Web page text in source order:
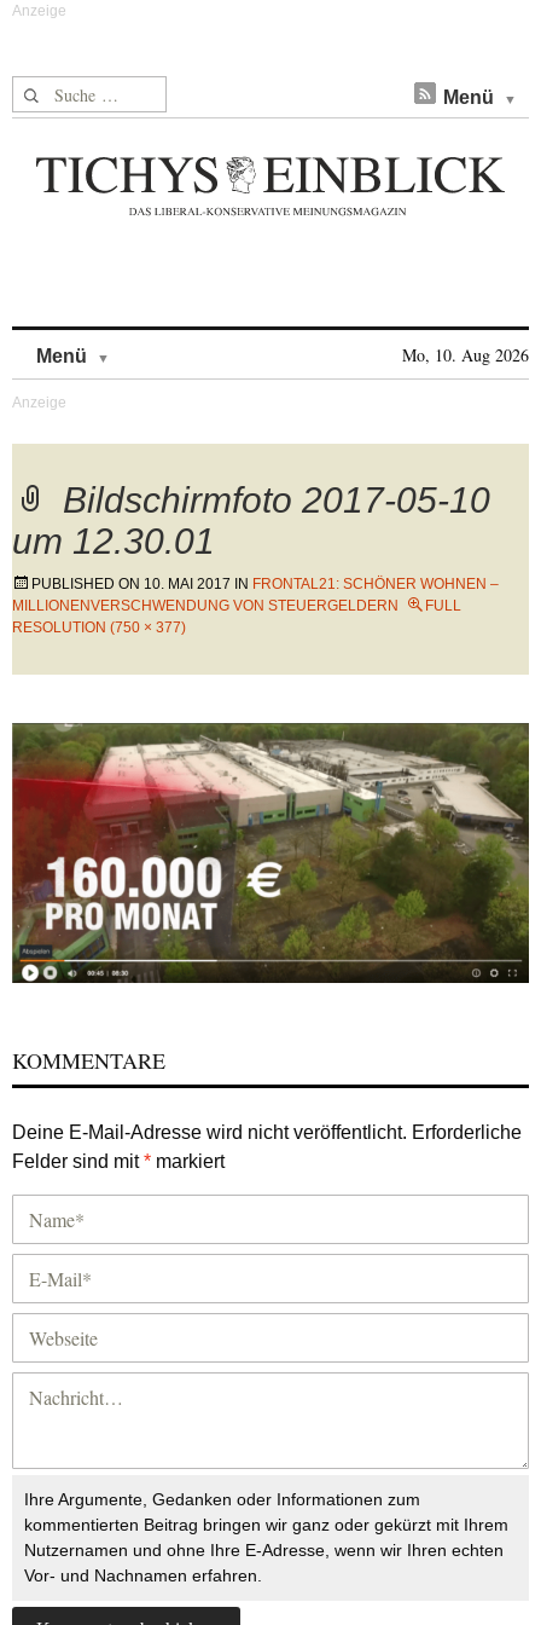
Suche nach: Menü
Menü Mo, 10. Aug 2026
Bildschirmfoto 2017-05-10
um 12.30.01
PUBLISHED ON 10. MAI 2017 IN FRONTAL21: SCHÖNER WOHNEN –
MILLIONENVERSCHWENDUNG VON STEUERGELDERN
FULL
RESOLUTION (750 × 377)
KOMMENTARE
Deine E-Mail-Adresse wird nicht veröffentlicht. Erforderliche
Felder sind mit* markiert
Ihre Argumente, Gedanken oder Informationen zum
kommentierten Beitrag bringen wir ganz oder gekürzt mit Ihrem
Nutzernamen und ohne Ihre E-Adresse, wenn wir Ihren echten
Vor- und Nachnamen erfahren.